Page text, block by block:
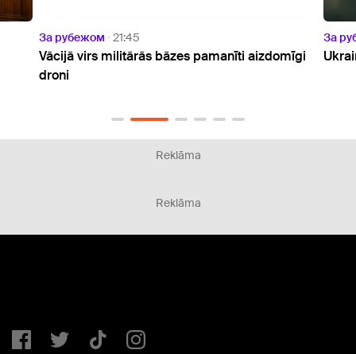
aizdomīgi
За рубежом
Ukrainas prezidents ieradies vizītē Serbijā
Reklāma
Reklāma